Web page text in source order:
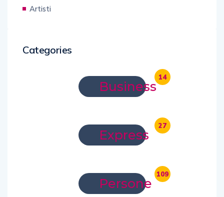
Artisti
Categories
Business
14
Express
27
Persone
109